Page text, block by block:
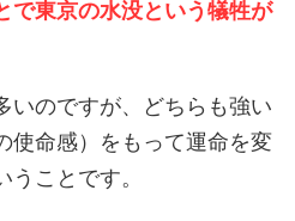
で東京の水没という犠牲が
いのですが、どちらも強い
使命感）をもって運命を変
ことです。